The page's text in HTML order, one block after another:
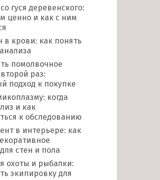
гуся деревенского:
ценно и как с ним
в крови: как понять
помолвочное
раз:
подход к покупке
когда
и как
к обследованию
в интерьере: как
стен и пола
охоты и рыбалки:
экипировку для